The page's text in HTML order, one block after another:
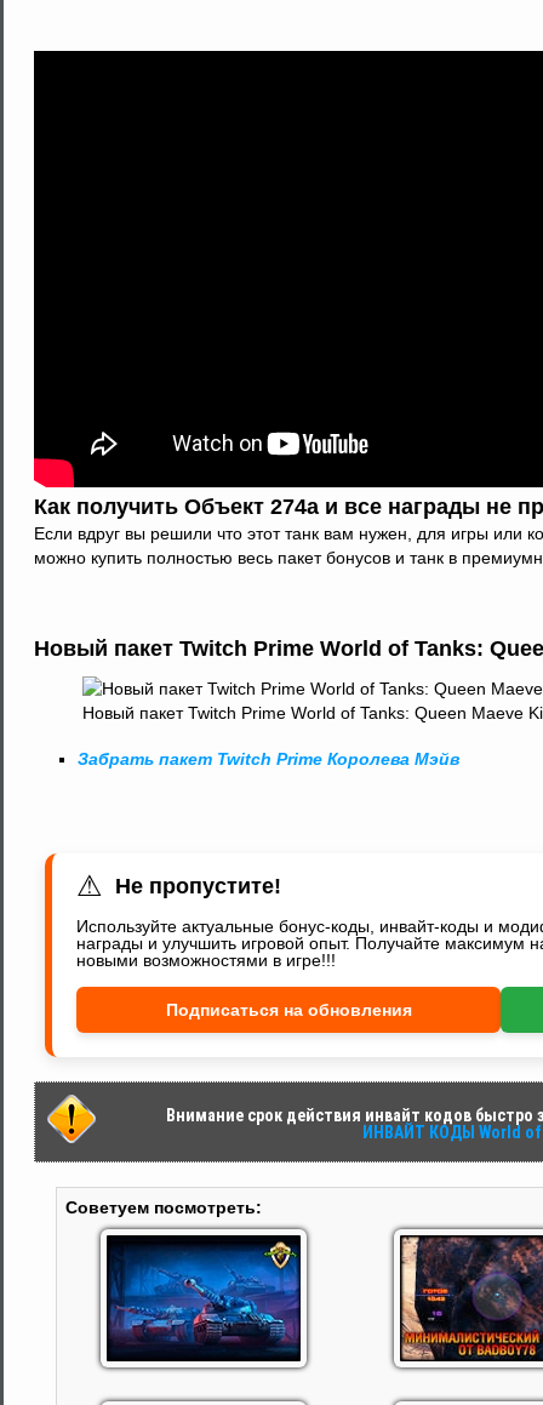
Как получить Объект 274а и все награды не
Если вдруг вы решили что этот танк вам нужен, для игры или
можно купить полностью весь пакет бонусов и танк в
Новый пакет Twitch Prime World of Tanks:
Новый пакет Twitch Prime World of Tanks: Queen Maeve
Забрать пакет Twitch Prime Королева Мэйв
⚠ Не пропустите!
Используйте актуальные бонус-коды, инвайт-коды и
награды и улучшить игровой опыт. Получайте максимум
новыми возможностями в игре!!!
Подписаться на обновления
Внимание срок действия инвайт кодов быстро
ИНВАЙТ КОДЫ World
Советуем посмотреть: